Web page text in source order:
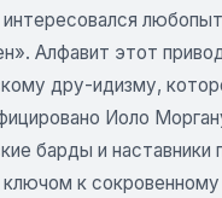
интересовался
Алфавит этот
дру-идизму,
Иоло
барды и
к